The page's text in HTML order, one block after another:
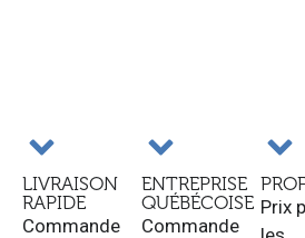
LIVRAISON
RAPIDE
Commande
ENTREPRISE
QUÉBÉCOISE
Commande
Prix